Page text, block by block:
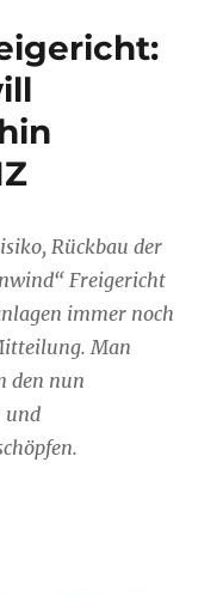
Rückbau der
Freigericht
immer noch
Man
den nun
und